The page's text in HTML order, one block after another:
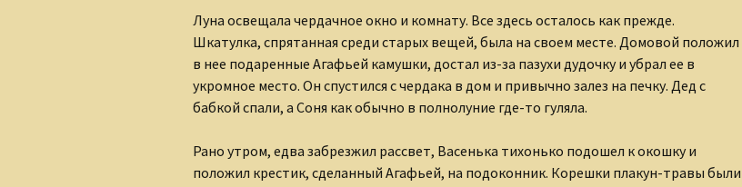
Луна освещала чердачное окно и комнату. Все здесь осталось как прежде.
Шкатулка, спрятанная среди старых вещей, была на своем месте. Домовой положил
в нее подаренные Агафьей камушки, достал из-за пазухи дудочку и убрал ее в
укромное место. Он спустился с чердака в дом и привычно залез на печку. Дед с
бабкой спали, а Соня как обычно в полнолуние где-то гуляла.
Рано утром, едва забрезжил рассвет, Васенька тихонько подошел к окошку и
положил крестик, сделанный Агафьей, на подоконник. Корешки плакун-травы были